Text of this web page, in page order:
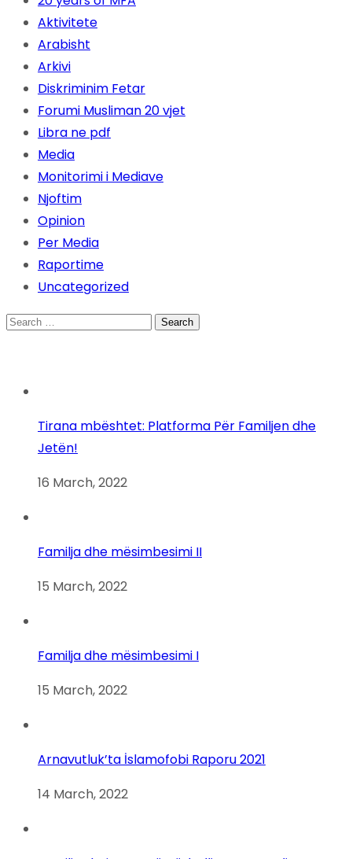
Aktivitete
Arabisht
Arkivi
Diskriminim Fetar
Forumi Musliman 20 vjet
Libra ne pdf
Media
Monitorimi i Mediave
Njoftim
Opinion
Per Media
Raportime
Uncategorized
Search
Tirana mbështet: Platforma Për Familjen dhe
Jetën!
16 March, 2022
Familja dhe mësimbesimi II
15 March, 2022
Familja dhe mësimbesimi I
15 March, 2022
Arnavutluk’ta İslamofobi Raporu 2021
14 March, 2022